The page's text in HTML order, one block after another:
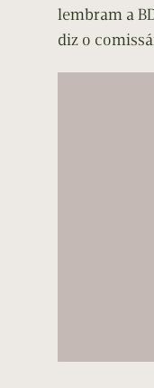
lembram a
diz o